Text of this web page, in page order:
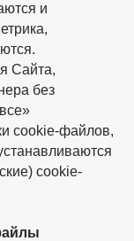
и
Сайта,
без
cookie-файлов,
cookie-